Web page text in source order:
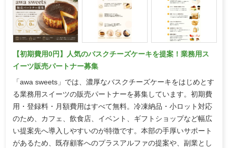
【初期費用0円】人気のバスクチーズケーキを提案！業務用ス
イーツ販売パートナー募集
「awa sweets」では、濃厚なバスクチーズケーキをはじめとす
る業務用スイーツの販売パートナーを募集しています。初期費
用・登録料・月額費用はすべて無料。冷凍納品・小ロット対応
のため、カフェ、飲食店、イベント、ギフトショップなど幅広
い提案先へ導入しやすいのが特徴です。本部の手厚いサポート
があるため、既存顧客へのプラスアルファの提案や、副業とし